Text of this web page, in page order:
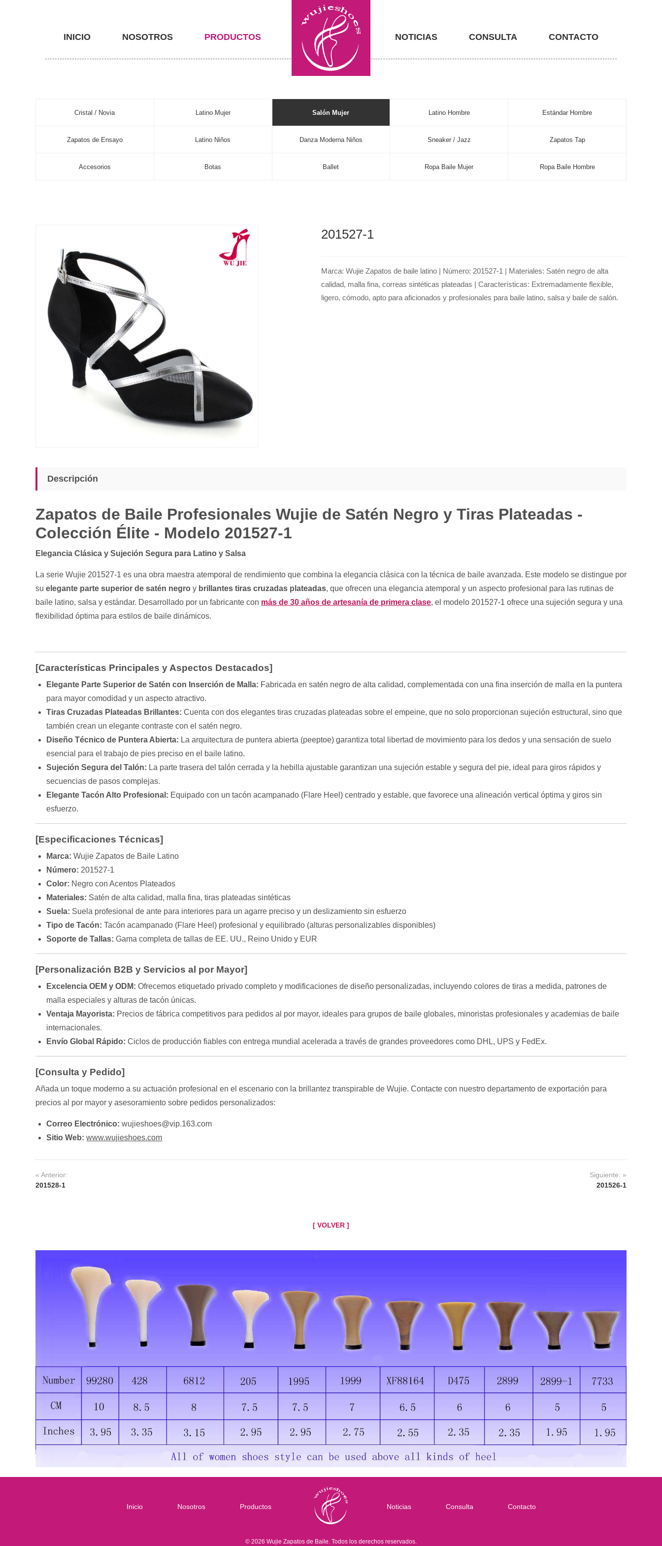
INICIO NOSOTROS PRODUCTOS NOTICIAS CONSULTA CONTACTO
Cristal / Novia Latino Mujer Salón Mujer Latino Hombre Estándar Hombre
Zapatos de Ensayo Latino Niños Danza Moderna Niños Sneaker / Jazz Zapatos Tap
Accesorios Botas Ballet Ropa Baile Mujer Ropa Baile Hombre
201527-1
Marca: Wujie Zapatos de baile latino | Número: 201527-1 | Materiales: Satén negro de alta
calidad, malla fina, correas sintéticas plateadas | Características: Extremadamente flexible,
ligero, cómodo, apto para aficionados y profesionales para baile latino, salsa y baile de salón.
Descripción
Zapatos de Baile Profesionales Wujie de Satén Negro y Tiras Plateadas -
Colección Élite - Modelo 201527-1
Elegancia Clásica y Sujeción Segura para Latino y Salsa
La serie Wujie 201527-1 es una obra maestra atemporal de rendimiento que combina la elegancia clásica con la técnica de baile avanzada. Este modelo se distingue por
su elegante parte superior de satén negro y brillantes tiras cruzadas plateadas, que ofrecen una elegancia atemporal y un aspecto profesional para las rutinas de
baile latino, salsa y estándar. Desarrollado por un fabricante con más de 30 años de artesanía de primera clase, el modelo 201527-1 ofrece una sujeción segura y una
flexibilidad óptima para estilos de baile dinámicos.
[Características Principales y Aspectos Destacados]
Elegante Parte Superior de Satén con Inserción de Malla: Fabricada en satén negro de alta calidad, complementada con una fina inserción de malla en la puntera
para mayor comodidad y un aspecto atractivo.
Tiras Cruzadas Plateadas Brillantes: Cuenta con dos elegantes tiras cruzadas plateadas sobre el empeine, que no solo proporcionan sujeción estructural, sino que
también crean un elegante contraste con el satén negro.
Diseño Técnico de Puntera Abierta: La arquitectura de puntera abierta (peeptoe) garantiza total libertad de movimiento para los dedos y una sensación de suelo
esencial para el trabajo de pies preciso en el baile latino.
Sujeción Segura del Talón: La parte trasera del talón cerrada y la hebilla ajustable garantizan una sujeción estable y segura del pie, ideal para giros rápidos y
secuencias de pasos complejas.
Elegante Tacón Alto Profesional: Equipado con un tacón acampanado (Flare Heel) centrado y estable, que favorece una alineación vertical óptima y giros sin
esfuerzo.
[Especificaciones Técnicas]
Marca: Wujie Zapatos de Baile Latino
Número: 201527-1
Color: Negro con Acentos Plateados
Materiales: Satén de alta calidad, malla fina, tiras plateadas sintéticas
Suela: Suela profesional de ante para interiores para un agarre preciso y un deslizamiento sin esfuerzo
Tipo de Tacón: Tacón acampanado (Flare Heel) profesional y equilibrado (alturas personalizables disponibles)
Soporte de Tallas: Gama completa de tallas de EE. UU., Reino Unido y EUR
[Personalización B2B y Servicios al por Mayor]
Excelencia OEM y ODM: Ofrecemos etiquetado privado completo y modificaciones de diseño personalizadas, incluyendo colores de tiras a medida, patrones de
malla especiales y alturas de tacón únicas.
Ventaja Mayorista: Precios de fábrica competitivos para pedidos al por mayor, ideales para grupos de baile globales, minoristas profesionales y academias de baile
internacionales.
Envío Global Rápido: Ciclos de producción fiables con entrega mundial acelerada a través de grandes proveedores como DHL, UPS y FedEx.
[Consulta y Pedido]
Añada un toque moderno a su actuación profesional en el escenario con la brillantez transpirable de Wujie. Contacte con nuestro departamento de exportación para
precios al por mayor y asesoramiento sobre pedidos personalizados:
Correo Electrónico: wujieshoes@vip.163.com
Sitio Web: www.wujieshoes.com
« Anterior:
201528-1
Siguiente: »
201526-1
[ VOLVER ]
Inicio Nosotros Productos Noticias Consulta Contacto
© 2026 Wujie Zapatos de Baile. Todos los derechos reservados.